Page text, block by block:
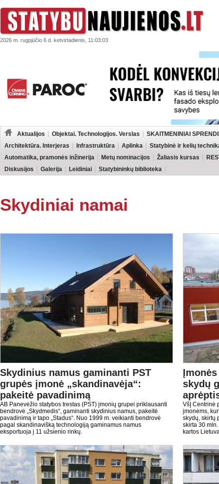
2026 m. rugpjūčio 6 d. ketvirtadienis, 11:03:03
Aktualijos Objektai. Technologijos. Verslas
SKAITMENINIAI
Architektūra. Interjeras
Infrastruktūra Aplinka
Statybinė ir kelių
Automatika, pramonės inžinerija
Metų nominacijos Žaliasis kursas
Diskusijos
Galerija Leidiniai Statybininkų biblioteka
Skydiniai namai
Skydinius namus gaminanti PST
grupės įmonė „skandinavėja“:
pakeitė pavadinimą
AB Panevėžio statybos trestas (PST) įmonių grupei priklausanti
bendrovė „Skydmedis“, gaminanti skydinius namus, pakeitė
pavadinimą ir tapo „Stadus“. Nuo 1999 m. veikianti bendrovė
pagal skandinavišką technologiją gaminamus namus
eksportuoja į 11 užsienio rinkų.
skydų
VšĮ Centrinė
įmonėms,
skydų, skirtų
skirta 30
kartos